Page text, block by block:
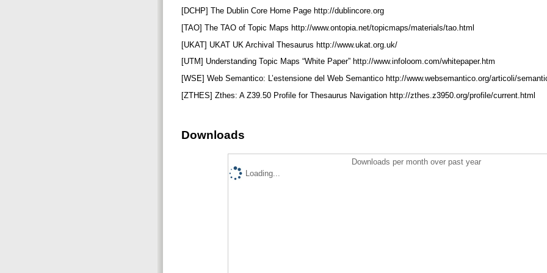
[DCHP] The Dublin Core Home Page http://dublincore.org
[TAO] The TAO of Topic Maps http://www.ontopia.net/topicmaps/materials/tao.html
[UKAT] UKAT UK Archival Thesaurus http://www.ukat.org.uk/
[UTM] Understanding Topic Maps “White Paper” http://www.infoloom.com/whitepaper.htm
[WSE] Web Semantico: L’estensione del Web Semantico http://www.websemantico.org/articoli/
[ZTHES] Zthes: A Z39.50 Profile for Thesaurus Navigation http://zthes.z3950.org/profile/current.html
Downloads
Downloads per month over past year
Loading...